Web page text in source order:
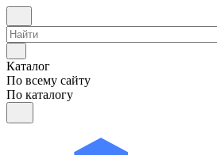
Каталог
По всему сайту
По каталогу